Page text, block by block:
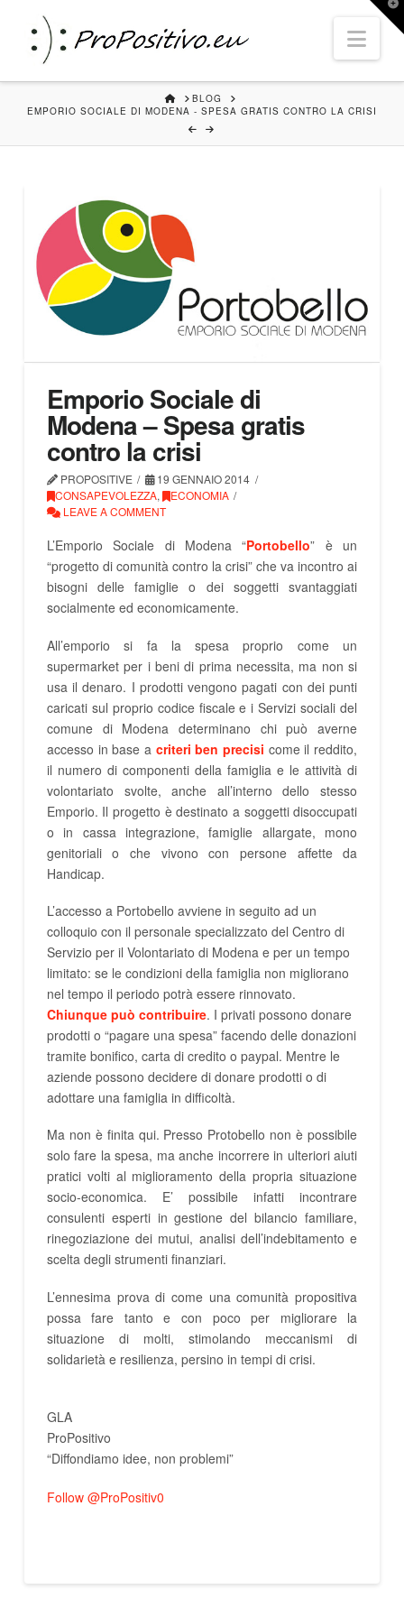
HOMEBLOG
EMPORIO SOCIALE DI MODENA - SPESA GRATIS CONTRO LA CRISI
Emporio Sociale di
Modena – Spesa gratis
contro la crisi
PROPOSITIVE
19 GENNAIO 2014
CONSAPEVOLEZZA,
ECONOMIA
LEAVE A COMMENT
L’Emporio Sociale di Modena “Portobello” è un
“progetto di comunità contro la crisi” che va incontro ai
bisogni delle famiglie o dei soggetti svantaggiati
socialmente ed economicamente.
All’emporio si fa la spesa proprio come un
supermarket per i beni di prima necessita, ma non si
usa il denaro. I prodotti vengono pagati con dei punti
caricati sul proprio codice fiscale e i Servizi sociali del
comune di Modena determinano chi può averne
accesso in base a criteri ben precisi come il reddito,
il numero di componenti della famiglia e le attività di
volontariato svolte, anche all’interno dello stesso
Emporio. Il progetto è destinato a soggetti disoccupati
o in cassa integrazione, famiglie allargate, mono
genitoriali o che vivono con persone affette da
Handicap.
L’accesso a Portobello avviene in seguito ad un
colloquio con il personale specializzato del Centro di
Servizio per il Volontariato di Modena e per un tempo
limitato: se le condizioni della famiglia non migliorano
nel tempo il periodo potrà essere rinnovato.
Chiunque può contribuire. I privati possono donare
prodotti o “pagare una spesa” facendo delle donazioni
tramite bonifico, carta di credito o paypal. Mentre le
aziende possono decidere di donare prodotti o di
adottare una famiglia in difficoltà.
Ma non è finita qui. Presso Protobello non è possibile
solo fare la spesa, ma anche incorrere in ulteriori aiuti
pratici volti al miglioramento della propria situazione
socio-economica. E’ possibile infatti incontrare
consulenti esperti in gestione del bilancio familiare,
rinegoziazione dei mutui, analisi dell’indebitamento e
scelta degli strumenti finanziari.
L’ennesima prova di come una comunità propositiva
possa fare tanto e con poco per migliorare la
situazione di molti, stimolando meccanismi di
solidarietà e resilienza, persino in tempi di crisi.
GLA
ProPositivo
“Diffondiamo idee, non problemi”
Follow @ProPositiv0